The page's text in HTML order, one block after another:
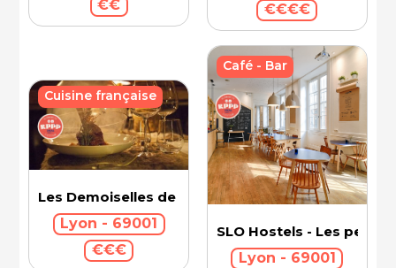
€€ €€€€
Les Demoiselles de Rochefort
Lyon - 69001
€€€
Cuisine française
SLO Hostels - Les pentes
Lyon - 69001
Café - Bar